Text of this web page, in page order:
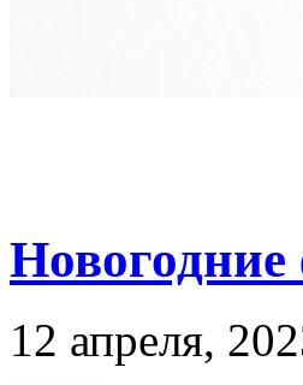
12 апреля,